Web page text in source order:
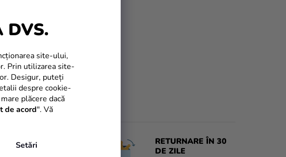
DVS.
site-ului,
Prin utilizarea site-
Desigur, puteți
despre cookie-
plăcere dacă
de acord". Vă
Setări
LIVRARE ÎN 1 ZI
RETURNARE ÎN 30
DE ZILE